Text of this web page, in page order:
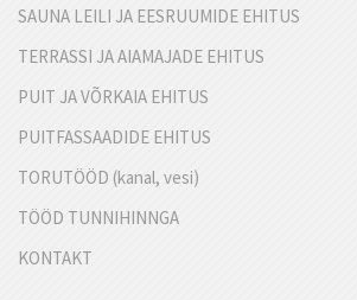
SAUNA LEILI JA EESRUUMIDE EHITUS
TERRASSI JA AIAMAJADE EHITUS
PUIT JA VÕRKAIA EHITUS
PUITFASSAADIDE EHITUS
TORUTÖÖD (kanal, vesi)
TÖÖD TUNNIHINNGA
KONTAKT